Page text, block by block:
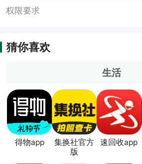
权限要求
猜你喜欢
生活
得物app
集换社官方
版
速回收app